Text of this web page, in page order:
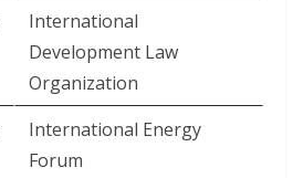
International
Development Law
Organization
International Energy
Forum